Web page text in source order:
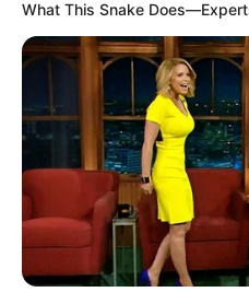
MANTÉNGASE EN
Tenemos
interesan.
favor, active
ACTIVAR AHORA
What This Snake